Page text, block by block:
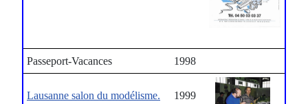
Passeport-Vacances 1998
Lausanne salon du modélisme. 1999